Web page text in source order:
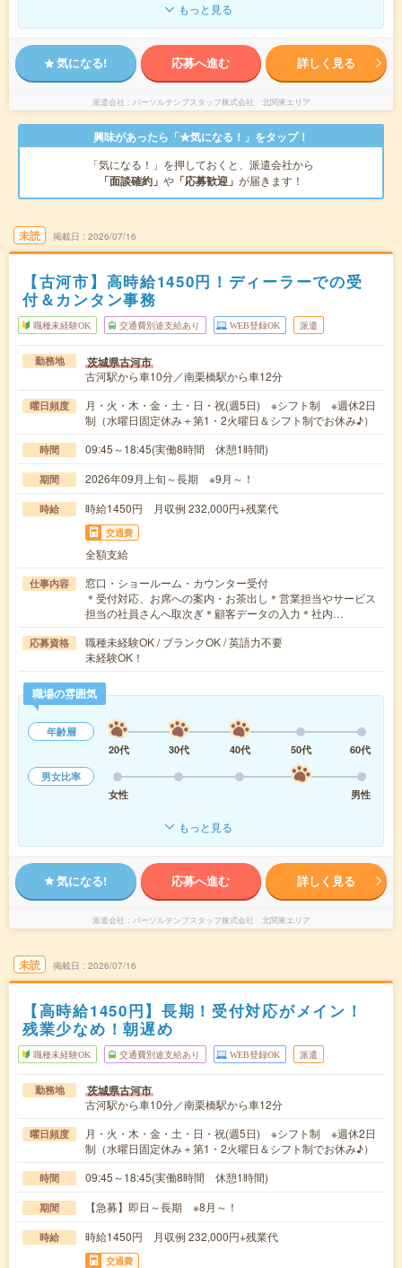
もっと見る
気になる! 応募へ進む 詳しく見る
派遣会社 パーソルテンプスタッフ株式会社 北関東エリア
興味があったら「★気になる！」をタップ！
「気になる！」を押しておくと、派遣会社から
「面談確約」 や 「応募歓迎」 が届きます！
未読 掲載日 2026/07/16
【古河市】高時給1450円！ディーラーでの受
付＆カンタン事務
職種未経験OK 交通費別途支給あり WEB登録OK 派遣
勤務地 茨城県古河市
古河駅から車10分／南栗橋駅から車12分
曜日頻度
月・火・木・金・土・日・祝(週5日) ※シフト制 ※週休2日
制（水曜日固定休み＋第1・2火曜日＆シフト制でお休み♪）
時間 09:45～18:45(実働8時間 休憩1時間)
期間 2026年09月上旬～長期 ※9月～！
時給 時給1450円 月収例 232,000円+残業代
交通費
全額支給
仕事内容
窓口・ショールーム・カウンター受付
＊受付対応、お席への案内・お茶出し＊営業担当やサービス
担当の社員さんへ取次ぎ＊顧客データの入力＊社内…
応募資格
職種未経験OK / ブランクOK / 英語力不要
未経験OK！
職場の雰囲気
年齢層
20代
30代 40代 50代
60代
男女比率
女性
男性
もっと見る
気になる! 応募へ進む 詳しく見る
派遣会社 パーソルテンプスタッフ株式会社 北関東エリア
未読 掲載日 2026/07/16
【高時給1450円】長期！受付対応がメイン！
残業少なめ！朝遅め
職種未経験OK 交通費別途支給あり WEB登録OK 派遣
勤務地 茨城県古河市
古河駅から車10分／南栗橋駅から車12分
曜日頻度
月・火・木・金・土・日・祝(週5日) ※シフト制 ※週休2日
制（水曜日固定休み＋第1・2火曜日＆シフト制でお休み♪）
時間 09:45～18:45(実働8時間 休憩1時間)
期間 【急募】即日～長期 ※8月～！
時給 時給1450円 月収例 232,000円+残業代
交通費